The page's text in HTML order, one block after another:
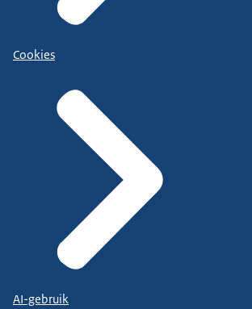
Cookies
AI-gebruik